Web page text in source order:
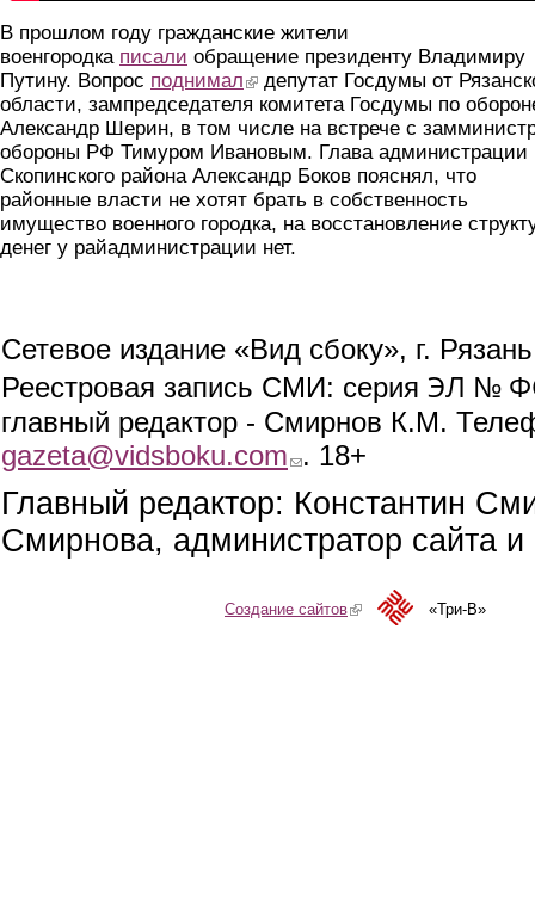
В прошлом году гражданские жители
военгородка писали обращение президенту Владимиру
Путину. Вопрос поднимал (link is external)
депутат Госдумы от
области, зампредседателя комитета Госдумы по
Александр Шерин, в том числе на встрече с
обороны РФ Тимуром Ивановым. Глава администрации
Скопинского района Александр Боков пояснял, что
районные власти не хотят брать в собственность
имущество военного городка, на восстановление
денег у райадминистрации нет.
Сетевое издание «Вид сбоку», г.
Реестровая запись СМИ: серия ЭЛ №
главный редактор - Смирнов К.М.
gazeta@vidsboku.com (link sends e-mail)
. 18+
Главный редактор: Константин
Смирнова, администратор сайта
Создание сайтов(link is external)«Три-В»